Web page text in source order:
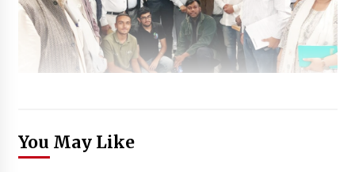
You May Like